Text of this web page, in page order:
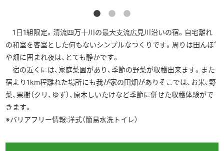
1日1組限定。清流四万十川の最大支流広見川沿いの宿。自宅離れ
の和室を客室とした何もないシンプルなつくりです。周りは田んぼ
や畑に囲まれ夜は、とても静かです。
宿の近くには、家庭菜園があり、季節の野菜が収穫出来ます。また
宿より1km程離れた場所にも我が家の田畑がありそこでは、お米、野
菜、果樹（クリ、ゆず）、原木しいたけなど季節に併せた収穫体験がで
きます。
※バリアフリー情報:洋式（簡易水洗トイレ）